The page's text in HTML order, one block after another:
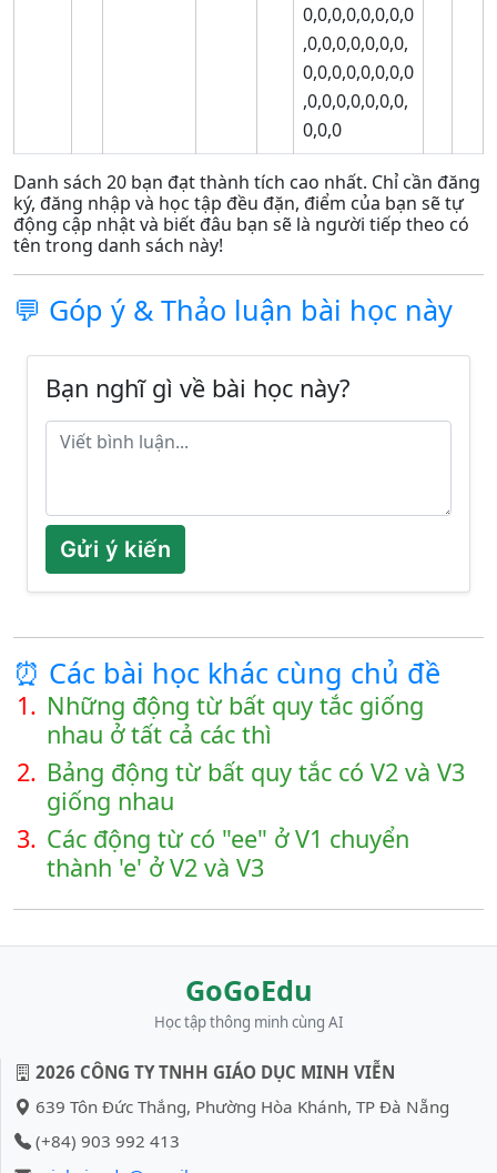
0,0,0,0,0,0,0,0
,0,0,0,0,0,0,0,
0,0,0,0,0,0,0,0
,0,0,0,0,0,0,0,
0,0,0
Danh sách 20 bạn đạt thành tích cao nhất. Chỉ cần đăng
ký, đăng nhập và học tập đều đặn, điểm của bạn sẽ tự
động cập nhật và biết đâu bạn sẽ là người tiếp theo có
tên trong danh sách này!
💬 Góp ý & Thảo luận bài học này
Bạn nghĩ gì về bài học này?
Gửi ý kiến
⏰ Các bài học khác cùng chủ đề
1. Những động từ bất quy tắc giống
nhau ở tất cả các thì
2. Bảng động từ bất quy tắc có V2 và V3
giống nhau
3. Các động từ có "ee" ở V1 chuyển
thành 'e' ở V2 và V3
GoGoEdu
Học tập thông minh cùng AI
2026 CÔNG TY TNHH GIÁO DỤC MINH VIỄN
639 Tôn Đức Thắng, Phường Hòa Khánh, TP Đà Nẵng
(+84) 903 992 413